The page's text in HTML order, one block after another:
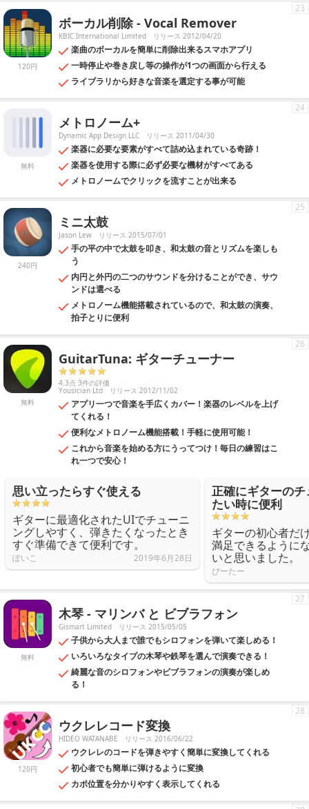
120円
ボーカル削除 - Vocal Remover
KBIC International Limited リリース 2012/04/20
楽曲のボーカルを簡単に削除出来るスマホアプリ
一時停止や巻き戻し等の操作が1つの画面から行える
ライブラリから好きな音楽を選定する事が可能
23
無料
メトロノーム+
Dynamic App Design LLC リリース 2011/04/30
楽器に必要な要素がすべて詰め込まれている奇跡！
楽器を使用する際に必ず必要な機材がすべてある
メトロノームでクリックを流すことが出来る
24
240円
ミニ太鼓
Jason Lew リリース 2015/07/01
手の平の中で太鼓を叩き、和太鼓の音とリズムを楽しも
う
内円と外円の二つのサウンドを分けることができ、サウ
ンドは選べる
メトロノーム機能搭載されているので、和太鼓の演奏、
拍子とりに便利
25
無料
GuitarTuna: ギターチューナー
4.3点 3件の評価
Yousician Ltd リリース 2012/11/02
アプリ一つで音楽を手広くカバー！楽器のレベルを上げ
てくれる！
便利なメトロノーム機能搭載！手軽に使用可能！
これから音楽を始める方にうってつけ！毎日の練習はこ
れ一つで安心！
26
思い立ったらすぐ使える
ギターに最適化されたUIでチューニ
ングしやすく、弾きたくなったとき
すぐ準備できて便利です。
ぽいこ 2019年6月28日
正確にギターの
たい時に便利
ギターの初心者だ
満足できるように
いと思いました。
ぴーたー
無料
木琴 - マリンバ と ビブラフォン
Gismart Limited リリース 2015/05/05
子供から大人まで誰でもシロフォンを弾いて楽しめる！
いろいろなタイプの木琴や鉄琴を選んで演奏できる！
綺麗な音のシロフォンやビブラフォンの演奏が楽しめ
る！
27
120円
ウクレレコード変換
HIDEO WATANABE リリース 2016/06/22
ウクレレのコードを弾きやすく簡単に変換してくれる
初心者でも簡単に弾けるように変換
カポ位置を分かりやすく表示してくれる
28